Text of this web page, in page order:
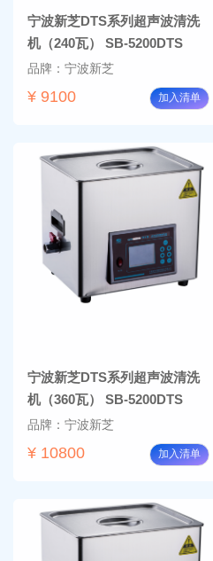
宁波新芝DTS系列超声波清洗
机（240瓦） SB-5200DTS
品牌：宁波新芝
¥ 9100 加入清单
宁波新芝DTS系列超声波清洗
机（360瓦） SB-5200DTS
品牌：宁波新芝
¥ 10800 加入清单